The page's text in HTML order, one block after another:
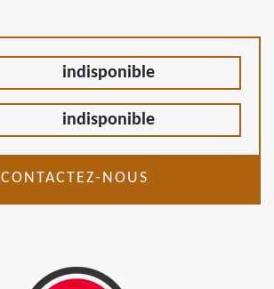
indisponible
indisponible
CONTACTEZ-NOUS